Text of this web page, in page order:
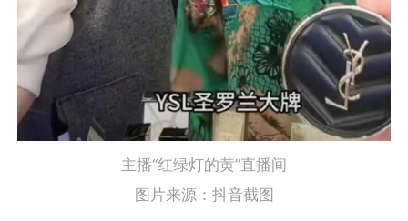
主播“红绿灯的黄”直播间
图片来源：抖音截图